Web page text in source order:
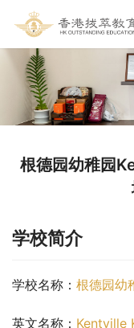
根德园幼稚园
学校简介
学校名称： 根德园幼
英文名称： Kentville